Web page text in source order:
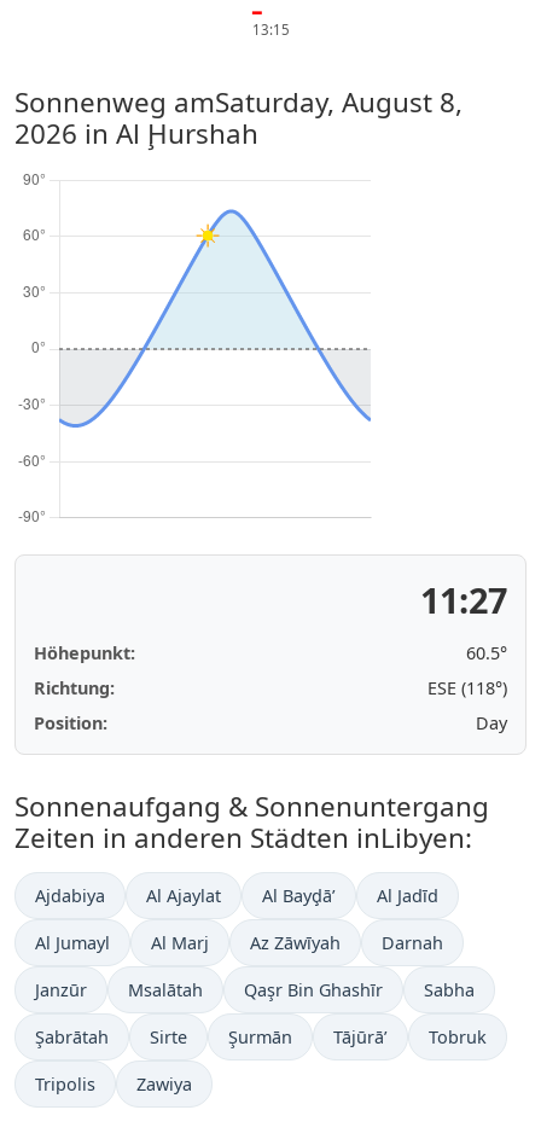
━
13:15
Sonnenweg amSaturday, August 8,
2026 in Al Ḩurshah
11:27
Höhepunkt:
60.5°
Richtung:
ESE (118°)
Position:
Day
Sonnenaufgang & Sonnenuntergang
Zeiten in anderen Städten inLibyen:
Ajdabiya Al Ajaylat Al Bayḑā’ Al Jadīd
Al Jumayl Al Marj Az Zāwīyah Darnah
Janzūr Msalātah Qaşr Bin Ghashīr Sabha
Şabrātah Sirte Şurmān Tājūrā’ Tobruk
Tripolis Zawiya